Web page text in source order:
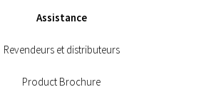
Assistance
Revendeurs et distributeurs
Product Brochure